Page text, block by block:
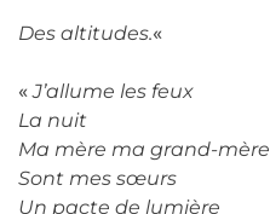
Des altitudes.«
«J’allume les feux
La nuit
Ma mère ma grand-mère
Sont mes sœurs
Un pacte de lumière